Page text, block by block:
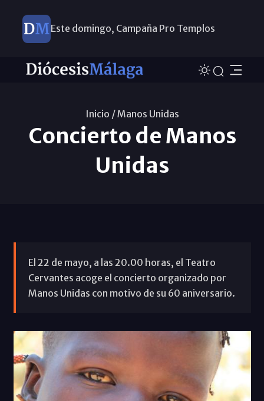
Este domingo, Campaña Pro Templos
Inicio /Manos Unidas
Concierto de Manos
Unidas
El 22 de mayo, a las 20.00 horas, el Teatro
Cervantes acoge el concierto organizado por
Manos Unidas con motivo de su 60 aniversario.